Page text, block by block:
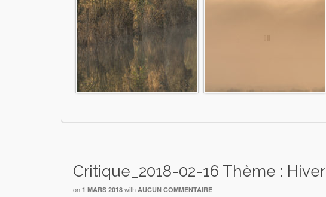
Critique_2018-02-16 Thème : Hiver
on 1 MARS 2018 with AUCUN COMMENTAIRE